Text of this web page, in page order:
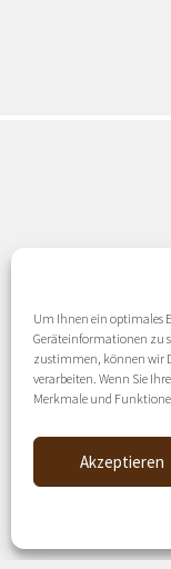
Um Ihnen ein optimales
Geräteinformationen zu
zustimmen, können wir
verarbeiten. Wenn Sie
Merkmale und
Akzeptieren